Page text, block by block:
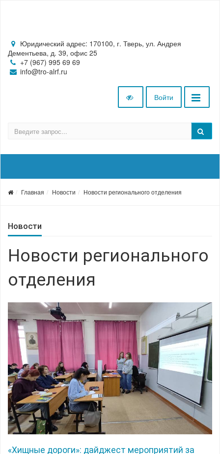
Юридический адрес: 170100, г. Тверь, ул. Андрея
Дементьева, д. 39, офис 25
+7 (967) 995 69 69
info@tro-alrf.ru
Войти
Главная Новости Новости регионального отделения
Новости
Новости регионального
отделения
«Хищные дороги»: дайджест мероприятий за